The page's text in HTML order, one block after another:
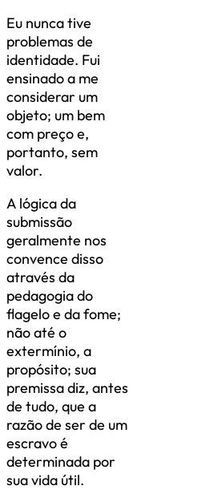
Eu nunca tive
problemas de
identidade. Fui
ensinado a me
considerar um
objeto; um bem
com preço e,
portanto, sem
valor.
A lógica da
submissão
geralmente nos
convence disso
através da
pedagogia do
flagelo e da fome;
não até o
extermínio, a
propósito; sua
premissa diz, antes
de tudo, que a
razão de ser de um
escravo é
determinada por
sua vida útil.